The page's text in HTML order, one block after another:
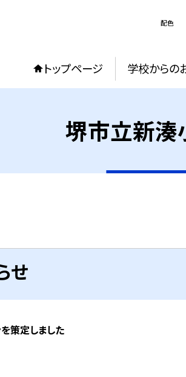
配色
トップページ 学校からの
堺市立新湊
せ
策定しました